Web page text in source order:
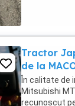
Tractor
de la
În calitate
Mitsubishi
recunoscut